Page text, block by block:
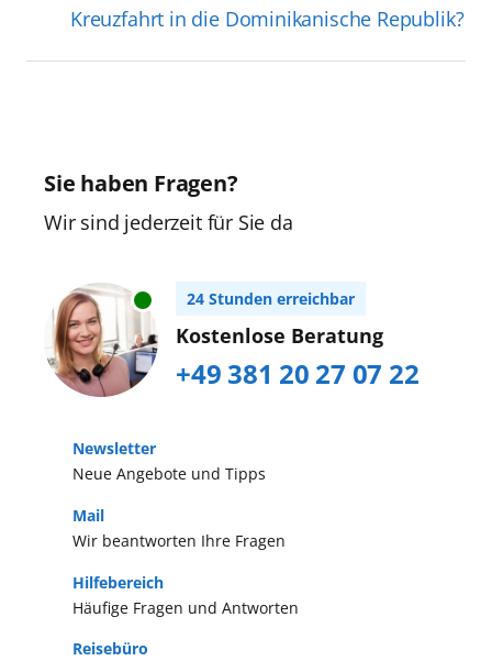
Kreuzfahrt in die Dominikanische Republik?
Sie haben Fragen?
Wir sind jederzeit für Sie da
24 Stunden erreichbar
Kostenlose Beratung
+49 381 20 27 07 22
Neue Angebote und Tipps
Newsletter
Häufige Fragen und Antworten
Hilfebereich
Wir beantworten Ihre Fragen
Mail
Reisebüro